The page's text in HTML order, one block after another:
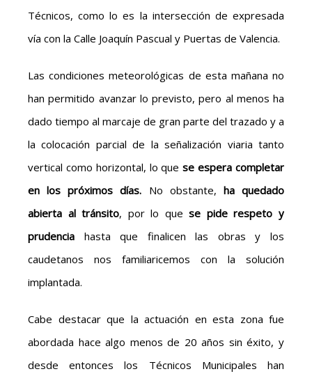
Técnicos, como lo es la intersección de expresada
vía con la Calle Joaquín Pascual y Puertas de Valencia.
Las condiciones meteorológicas de esta mañana no
han permitido avanzar lo previsto, pero al menos ha
dado tiempo al marcaje de gran parte del trazado y a
la colocación parcial de la señalización viaria tanto
vertical como horizontal, lo quese espera completar
en los próximos días. No obstante, ha quedado
abierta al tránsito, por lo quese pide respeto y
prudencia hasta que finalicen las obras y los
caudetanos nos familiaricemos con la solución
implantada.
Cabe destacar que la actuación en esta zona fue
abordada hace algo menos de 20 años sin éxito, y
desde entonces los Técnicos Municipales han